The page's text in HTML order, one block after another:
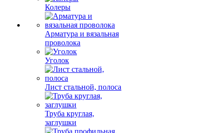
Колеры
Арматура и вязальная
проволока
Уголок
Лист стальной, полоса
Труба круглая,
заглушки